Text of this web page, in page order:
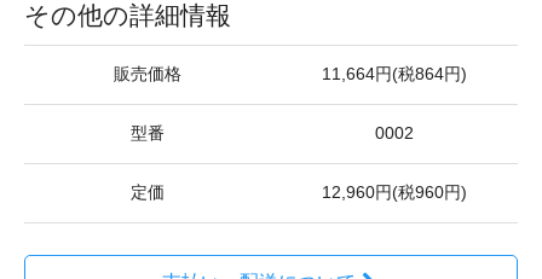
その他の詳細情報
販売価格 11,664円(税864円)
型番 0002
定価 12,960円(税960円)